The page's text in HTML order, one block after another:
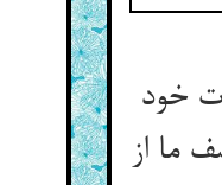
خود
ما از